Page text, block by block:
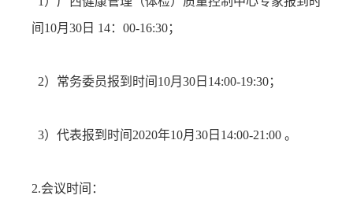
间10月30日 14：00-16:30；
2）常务委员报到时间10月30日14:00-19:30；
3）代表报到时间2020年10月30日14:00-21:00 。
2.会议时间：